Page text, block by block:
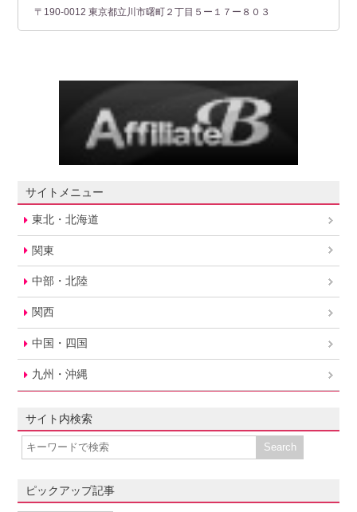
〒190-0012 東京都立川市曙町２丁目５ー１７ー８０３
サイトメニュー
東北・北海道
関東
中部・北陸
関西
中国・四国
九州・沖縄
サイト内検索
ピックアップ記事